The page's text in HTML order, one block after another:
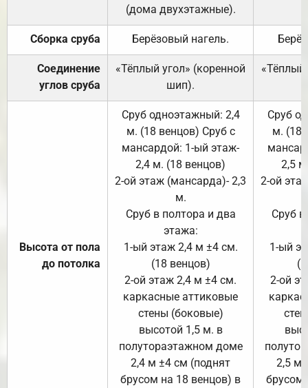
(дома двухэтажные).
Сборка сруба Берёзовый нагель.
Соединение
углов сруба
«Тёплый угол» (коренной
шип).
«Тёплый
Высота от пола
до потолка
Сруб одноэтажный: 2,4
м. (18 венцов) Сруб с
мансардой: 1-ый этаж-
2,4 м. (18 венцов)
2-ой этаж (мансарда)- 2,3
м.
Сруб в полтора и два
этажа:
1-ый этаж 2,4 м ±4 см.
(18 венцов)
2-ой этаж 2,4 м ±4 см.
каркасные аттиковые
стены (боковые)
высотой 1,5 м. в
полутораэтажном доме
2,4 м ±4 см (поднят
брусом на 18 венцов) в
Сруб
м. (18
2,5
2-ой
Сруб
1-ый
2-ой
2,5 м
брусом